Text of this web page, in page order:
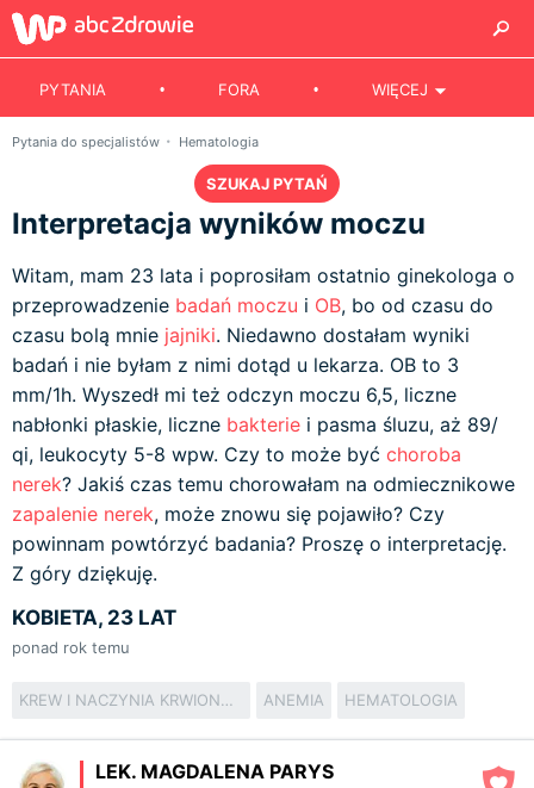
PYTANIA FORA WIĘCEJ
Pytania do specjalistów Hematologia
SZUKAJ PYTAŃ
Interpretacja wyników moczu
Witam, mam 23 lata i poprosiłam ostatnio ginekologa o
przeprowadzenie badań moczu i OB, bo od czasu do
czasu bolą mnie jajniki. Niedawno dostałam wyniki
badań i nie byłam z nimi dotąd u lekarza. OB to 3
mm/1h. Wyszedł mi też odczyn moczu 6,5, liczne
nabłonki płaskie, liczne bakterie i pasma śluzu, aż 89/
qi, leukocyty 5-8 wpw. Czy to może być choroba
nerek? Jakiś czas temu chorowałam na odmiecznikowe
zapalenie nerek, może znowu się pojawiło? Czy
powinnam powtórzyć badania? Proszę o interpretację.
Z góry dziękuję.
KOBIETA, 23 LAT
ponad rok temu
KREW I NACZYNIA KRWIONOŚNE ANEMIA HEMATOLOGIA
LEK. MAGDALENA PARYS